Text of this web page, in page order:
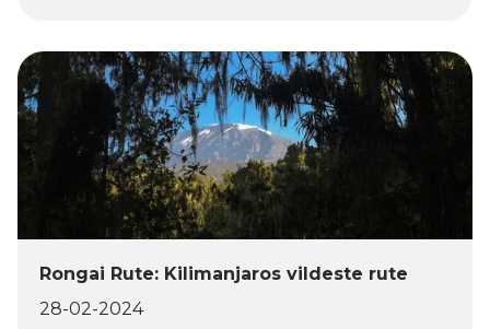
hurtigt, når du ser Kilimanjaro ved solopgang,
de takkede tinder af Mount Kenya eller de
tågede gletsjere, der er gemt dybt i Ugandas
Rwenzori-bjerge. Afrika er hjemsted for nogle
af verdens mest unikke vandreeventyr. Nogle
bjerge er ligetil højhøjde-vandringer, mens
involverer reb, gletsjere og klatring over
klipper. Fra vulkanske kæmper i Tanzania til
Rongai Rute: Kilimanjaros vildeste rute
28-02-2024